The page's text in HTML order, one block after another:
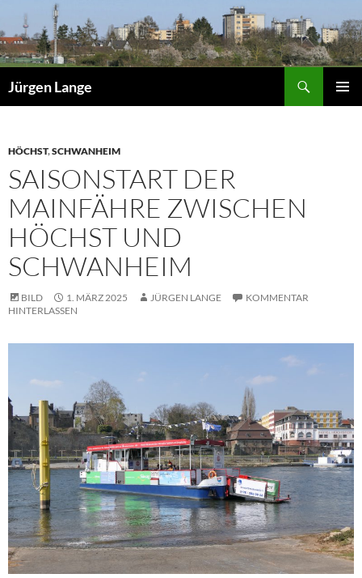
Inhalt
springen
Jürgen Lange
HÖCHST,SCHWANHEIM
SAISONSTART DER
MAINFÄHRE ZWISCHEN
HÖCHST UND
SCHWANHEIM
BILD 1. MÄRZ 2025 JÜRGEN LANGE
KOMMENTAR
HINTERLASSEN